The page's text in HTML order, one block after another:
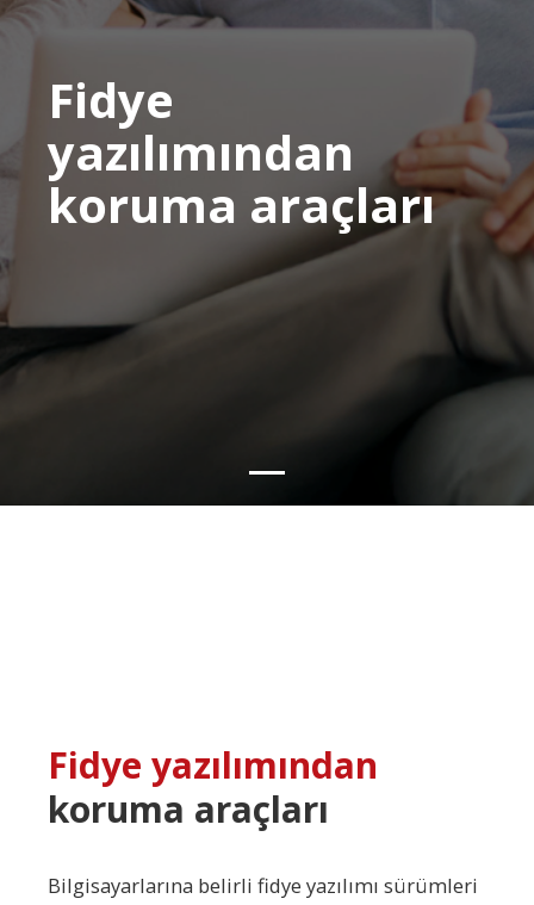
Fidye
yazılımından
koruma araçları
Fidye yazılımından
koruma araçları
Bilgisayarlarına belirli fidye yazılımı sürümleri